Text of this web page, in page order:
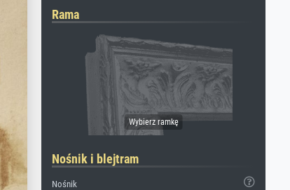
Rama
Nośnik i blejtram
Nośnik